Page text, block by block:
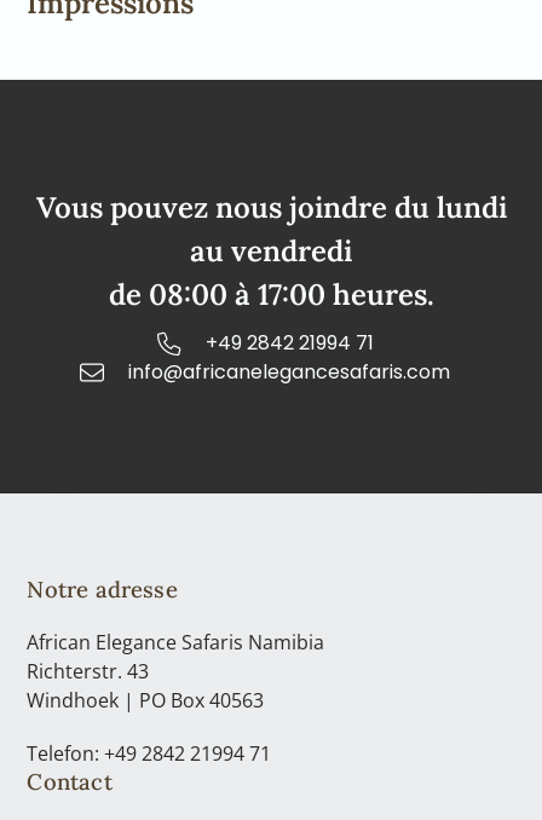
Vous pouvez nous joindre du lundi
au vendredi
de 08:00 à 17:00 heures.
+49 2842 21994 71
info@africanelegancesafaris.com
Notre adresse
African Elegance Safaris Namibia
Richterstr. 43
Windhoek | PO Box 40563
Telefon: +49 2842 21994 71
Contact